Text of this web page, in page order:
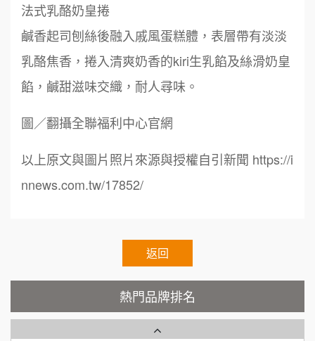
法式乳酪奶皇捲
鹹香起司刨絲後融入戚風蛋糕體，表層帶有淡淡
乳酪焦香，捲入清爽奶香的kiri生乳餡及絲滑奶皇
餡，鹹甜滋味交織，耐人尋味。
圖／翻攝全聯福利中心官網
以上原文與圖片照片來源與授權自引新聞 https://i
nnews.com.tw/17852/
返回
熱門品牌排名
6 鼎威維修
7 88thai發發泰-泰式飯行家
8 呷尚寶
10 TEA TOP台灣第一味
秉宏小米甜甜圈
4 潮鍋癮
周 先生/小姐 台北
加盟預算 100萬 ~150萬
徐 先生/小姐
加盟預算 100萬~300萬
100萬 ~ 200萬
廖 先生/小姐 高雄市